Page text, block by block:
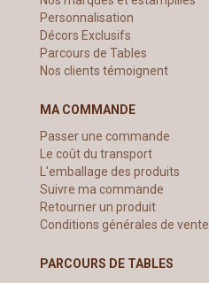
Personnalisation
Décors Exclusifs
Parcours de Tables
Nos clients témoignent
MA COMMANDE
Passer une commande
Le coût du transport
L'emballage des produits
Suivre ma commande
Retourner un produit
Conditions générales de vente
PARCOURS DE TABLES